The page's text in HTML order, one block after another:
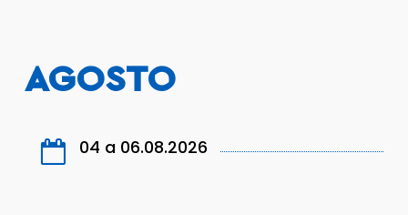
AGOSTO
04 a 06.08.2026